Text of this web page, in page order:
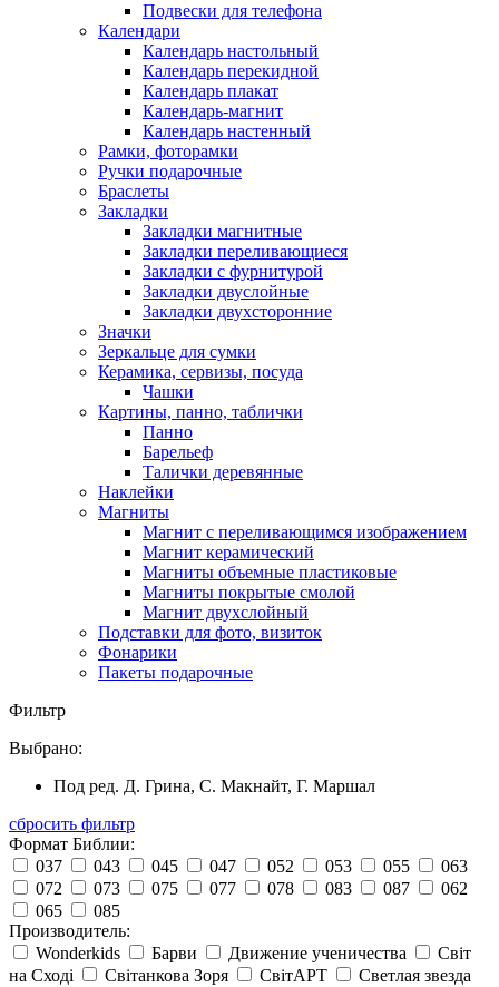
Подвески для телефона
Календари
Календарь настольный
Календарь перекидной
Календарь плакат
Календарь-магнит
Календарь настенный
Рамки, фоторамки
Ручки подарочные
Браслеты
Закладки
Закладки магнитные
Закладки переливающиеся
Закладки с фурнитурой
Закладки двуслойные
Закладки двухсторонние
Значки
Зеркальце для сумки
Керамика, сервизы, посуда
Чашки
Картины, панно, таблички
Панно
Барельеф
Талички деревянные
Наклейки
Магниты
Магнит с переливающимся изображением
Магнит керамический
Магниты объемные пластиковые
Магниты покрытые смолой
Магнит двухслойный
Подставки для фото, визиток
Фонарики
Пакеты подарочные
Фильтр
Выбрано:
Под ред. Д. Грина, С. Макнайт, Г. Маршал
сбросить фильтр
Формат Библии:
037
043 045 047 052 053 055
063
072
073 075 077 078 083 087
062
065
085
Производитель:
Wonderkids
Барви Движение ученичества
Світ
на Сході
Світанкова Зоря СвітАРТ
Светлая звезда